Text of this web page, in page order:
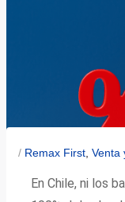
/ Remax First ,Venta
En Chile, ni los